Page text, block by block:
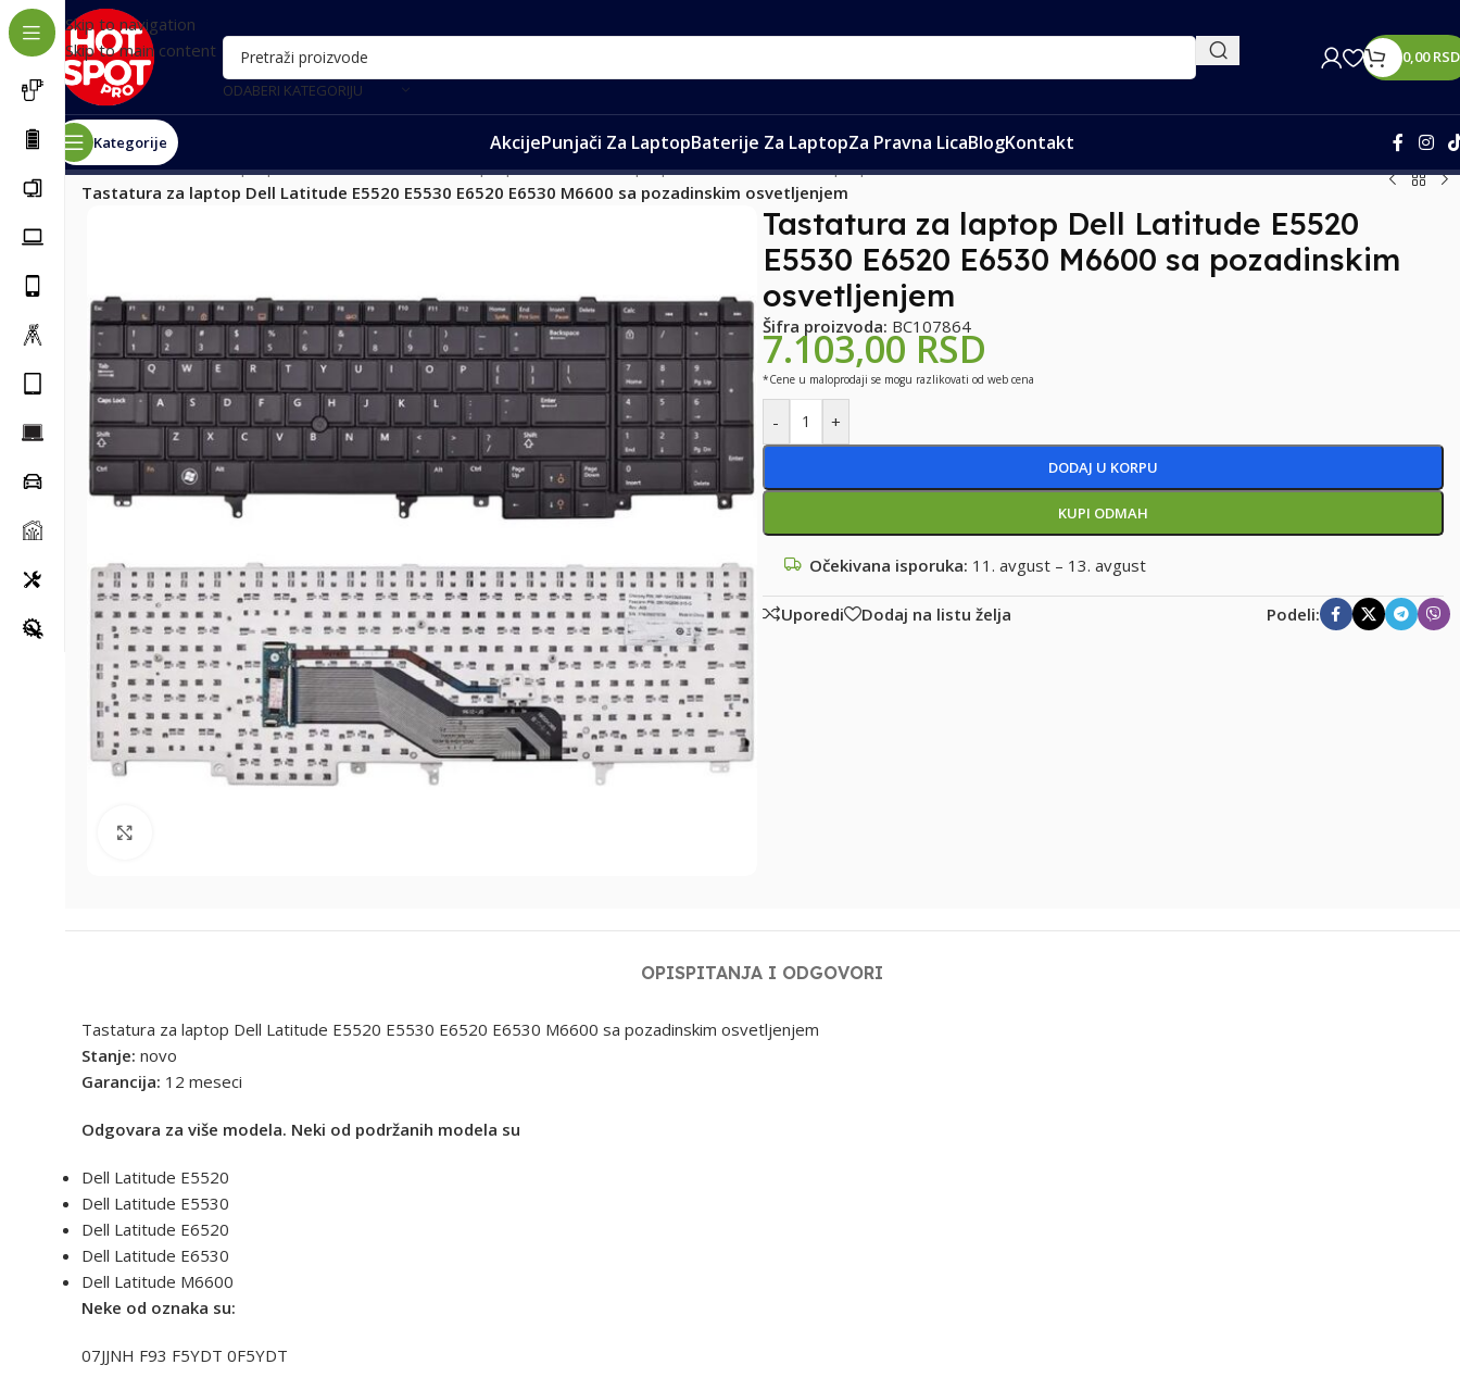
Skip to navigation
Skip to main content
ODABERI KATEGORIJU
0,00RSD
Kategorije AkcijePunjači Za LaptopBaterije Za LaptopZa Pravna LicaBlogKontakt
Почетна/Delovi za laptop, tablet i ostalo/Delovi za laptop/Tastature za laptop/Tastature za DELL laptopove/
Tastatura za laptop Dell Latitude E5520 E5530 E6520 E6530 M6600 sa pozadinskim osvetljenjem
Tastatura za laptop Dell Latitude E5520
E5530 E6520 E6530 M6600 sa pozadinskim
osvetljenjem
Šifra proizvoda: BC107864
7.103,00RSD
*Cene u maloprodaji se mogu razlikovati od web cena
- +
DODAJ U KORPU
KUPI ODMAH
Očekivana isporuka: 11. avgust – 13. avgust
Uporedi Dodaj na listu želja Podeli:
OPISPITANJA I ODGOVORI
Tastatura za laptop Dell Latitude E5520 E5530 E6520 E6530 M6600 sa pozadinskim osvetljenjem
Stanje: novo
Garancija: 12 meseci
Odgovara za više modela. Neki od podržanih modela su
Dell Latitude E5520
Dell Latitude E5530
Dell Latitude E6520
Dell Latitude E6530
Dell Latitude M6600
Neke od oznaka su:
07JJNH F93 F5YDT 0F5YDT